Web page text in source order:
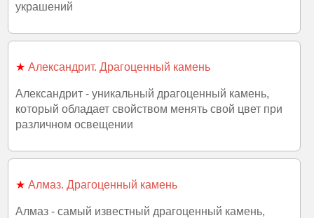
украшений
★ Александрит. Драгоценный камень
Александрит - уникальный драгоценный камень,
который обладает свойством менять свой цвет при
различном освещении
★ Алмаз. Драгоценный камень
Алмаз - самый известный драгоценный камень,